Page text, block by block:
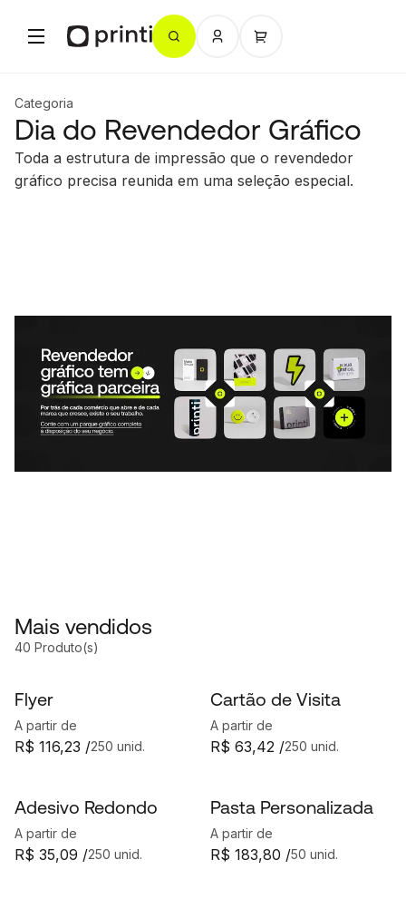
Categoria
Dia do Revendedor Gráfico
Toda a estrutura de impressão que o revendedor
gráfico precisa reunida em uma seleção especial.
Mais vendidos
40 Produto(s)
Flyer
A partir de
250 unid.
R$ 116,23 /
Cartão de Visita
A partir de
250 unid.
R$ 63,42 /
Adesivo Redondo
A partir de
250 unid.
R$ 35,09 /
Pasta Personalizada
A partir de
50 unid.
R$ 183,80 /